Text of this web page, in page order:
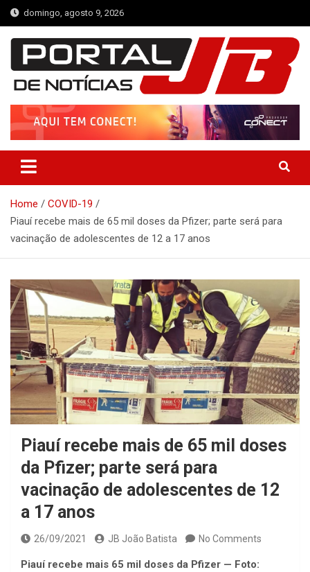
Skip
to
content
domingo, agosto 9, 2026
Portal de Notícias JB
Notícias de Simplício Mendes e Região
Home
COVID-19
Piauí recebe mais de 65 mil doses da Pfizer; parte será para
vacinação de adolescentes de 12 a 17 anos
Piauí recebe mais de 65 mil doses
da Pfizer; parte será para
vacinação de adolescentes de 12
a 17 anos
26/09/2021 JB João Batista No Comments
Piauí recebe mais 65 mil doses da Pfizer — Foto: